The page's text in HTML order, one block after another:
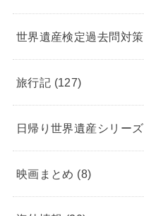
世界遺産検定過去問対策
旅行記 (127)
日帰り世界遺産シリーズ
映画まとめ (8)